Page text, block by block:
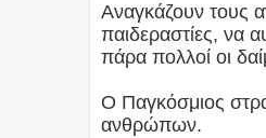
Αναγκάζουν τους
παιδεραστίες, να
πάρα πολλοί οι
Ο Παγκόσμιος
ανθρώπων.